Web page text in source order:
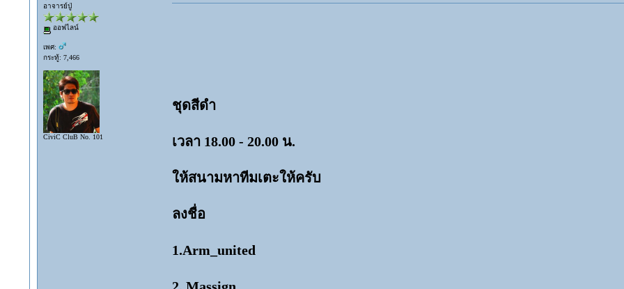
อาจารย์ปู่
ออฟไลน์
เพศ:
กระทู้: 7,466
CiviC CluB No. 101
ชุดสีดำ
เวลา 18.00 - 20.00 น.
ให้สนามหาทีมเตะให้ครับ
ลงชื่อ
1.Arm_united